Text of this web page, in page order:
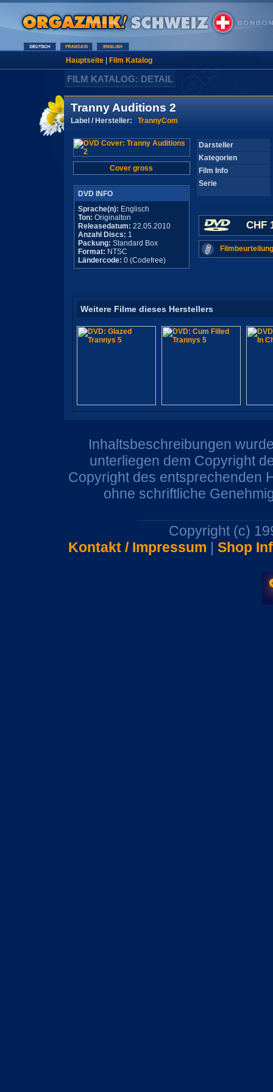
Hauptseite| Film Katalog
FILM KATALOG: DETAIL
Tranny Auditions 2
Label / Hersteller: TrannyCom
Cover gross
DVD INFO
Sprache(n): Englisch
Ton: Originalton
Releasedatum: 22.05.2010
Anzahl Discs: 1
Packung: Standard Box
Format: NTSC
Ländercode: 0 (Codefree)
Darsteller
Kategorien
Film Info
Serie
CHF
Weitere Filme dieses Herstellers
Inhaltsbeschreibungen
unterliegen dem Copyright
Copyright des entsprechenden
ohne schriftliche
Copyright (c)
Kontakt / Impressum | Shop